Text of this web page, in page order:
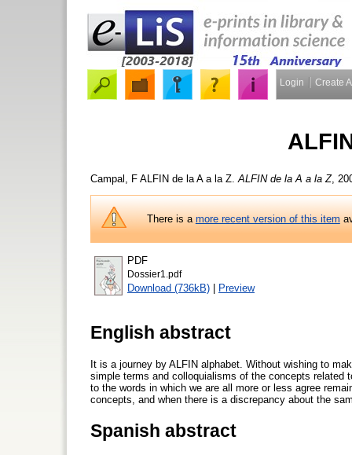
Login Create
Campal, F ALFIN de la A a la Z. ALFIN de la A a la Z,
There is amore recent version of this item
PDF
Dossier1.pdf
Download (736kB) Preview
English abstract
It is a journey by ALFIN alphabet. Without wishing to
simple terms and colloquialisms of the concepts related
to the words in which we are all more or less agree
concepts, and when there is a discrepancy about the
Spanish abstract